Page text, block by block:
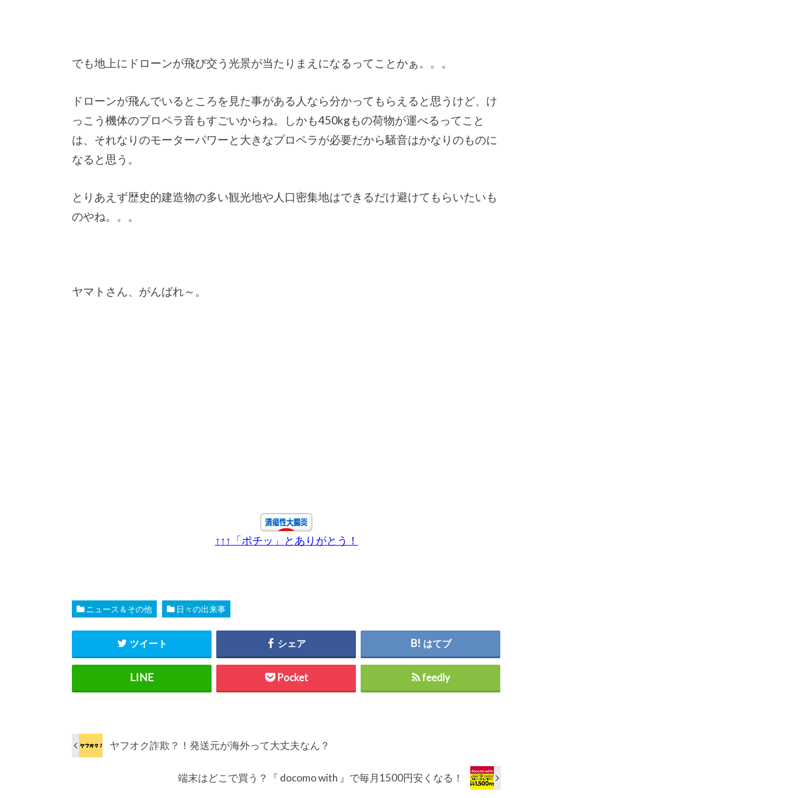
でも地上にドローンが飛び交う光景が当たりまえになるってことかぁ。。。
ドローンが飛んでいるところを見た事がある人なら分かってもらえると思うけど、け
っこう機体のプロペラ音もすごいからね。しかも450kgもの荷物が運べるってこと
は、それなりのモーターパワーと大きなプロペラが必要だから騒音はかなりのものに
なると思う。
とりあえず歴史的建造物の多い観光地や人口密集地はできるだけ避けてもらいたいも
のやね。。。
ヤマトさん、がんばれ～。
↑↑↑「ポチッ」とありがとう！
ニュース＆その他 日々の出来事
ツイート シェア はてブ
Pocket feedly
ヤフオク詐欺？！発送元が海外って大丈夫なん？
端末はどこで買う？『 docomo with 』で毎月1500円安くなる！